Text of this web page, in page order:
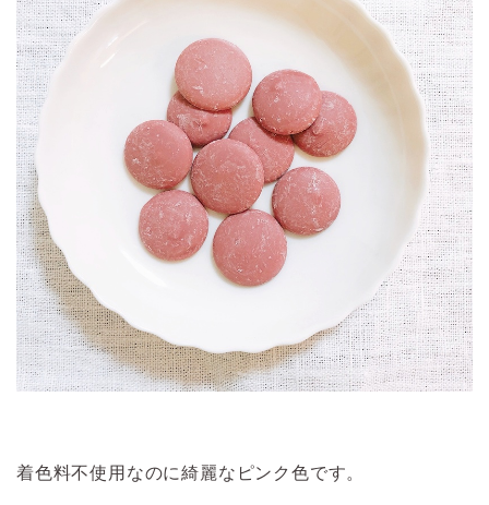
着色料不使用なのに綺麗なピンク色です。